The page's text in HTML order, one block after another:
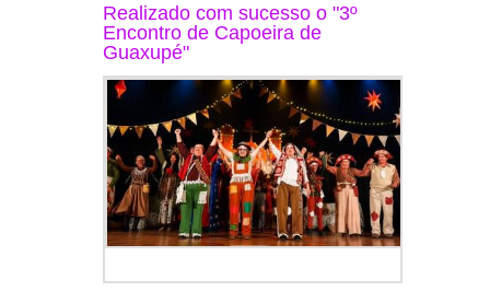
Realizado com sucesso o "3º
Encontro de Capoeira de
Guaxupé"